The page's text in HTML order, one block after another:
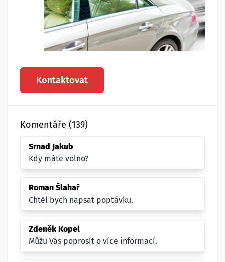
Kontaktovat
Komentáře (139)
Srnad Jakub
Kdy máte volno?
Roman Šlahař
Chtěl bych napsat poptávku.
Zdeněk Kopel
Můžu Vás poprosít o více informací.